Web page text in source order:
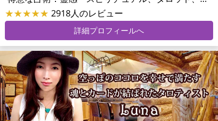
★★★★★ 2918人のレビュー
詳細プロフィールへ